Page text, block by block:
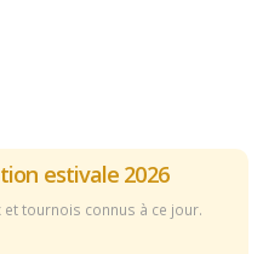
estivale 2026
tournois connus à ce jour.